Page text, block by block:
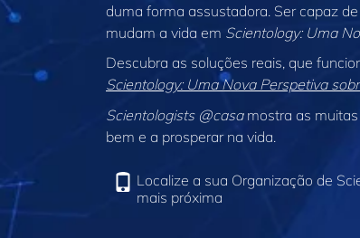
duma forma assustadora. Ser capaz
mudam a vida em Scientology: Uma
Descubra as soluções reais, que
Scientology: Uma Nova Perspetiva
Scientologists @casamostra as muitas
bem e a prosperar na vida.
Localize a sua Organização de
mais próxima